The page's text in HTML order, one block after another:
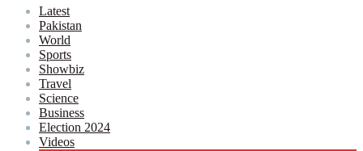
Latest
Pakistan
World
Sports
Showbiz
Travel
Science
Business
Election 2024
Videos